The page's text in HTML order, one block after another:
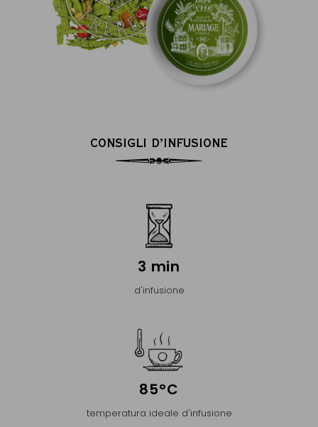
CONSIGLI D’INFUSIONE
3 min
d'infusione
85°C
temperatura ideale d'infusione